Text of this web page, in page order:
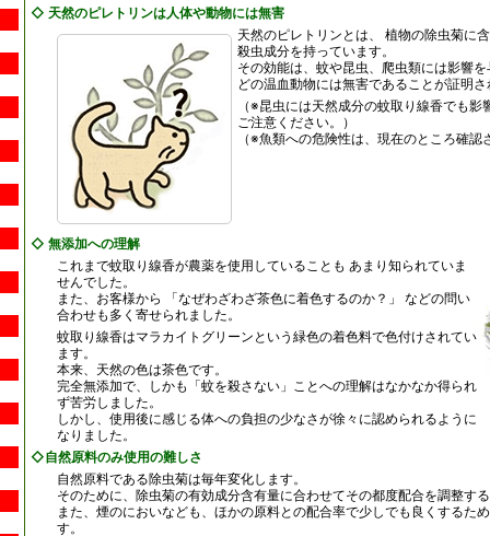
◇ 天然のピレトリンは人体や動物には無害
天然のピレトリンとは、 植物の除虫菊に
殺虫成分を持っています。
その効能は、蚊や昆虫、爬虫類には影響
どの温血動物には無害であることが証明
（※昆虫には天然成分の蚊取り線香でも
ご注意ください。）
（※魚類への危険性は、現在のところ確認
◇ 無添加への理解
これまで蚊取り線香が農薬を使用していることも あまり知られていま
せんでした。
また、お客様から 「なぜわざわざ茶色に着色するのか？」 などの問い
合わせも多く寄せられました。
蚊取り線香はマラカイトグリーンという緑色の着色料で色付けされてい
ます。
本来、天然の色は茶色です。
完全無添加で、しかも「蚊を殺さない」ことへの理解はなかなか得られ
ず苦労しました。
しかし、使用後に感じる体への負担の少なさが徐々に認められるように
なりました。
◇自然原料のみ使用の難しさ
自然原料である除虫菊は毎年変化します。
そのために、除虫菊の有効成分含有量に合わせてその都度配合を調整す
また、煙のにおいなども、ほかの原料との配合率で少しでも良くするた
す。